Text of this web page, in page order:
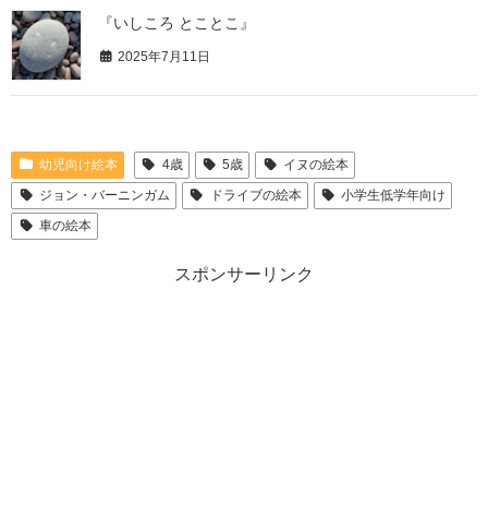
『いしころ とことこ』
2025年7月11日
幼児向け絵本 4歳 5歳
イヌの絵本
ジョン・バーニンガム
ドライブの絵本
小学生低学年向け
車の絵本
スポンサーリンク